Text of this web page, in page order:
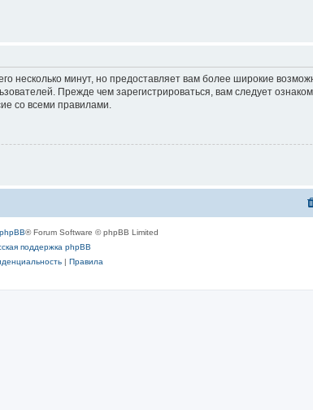
несколько минут, но предоставляет вам более широкие
Прежде чем зарегистрироваться, вам следует
со всеми правилами.
phpBB® Forum Software © phpBB Limited
поддержка phpBB
| Правила